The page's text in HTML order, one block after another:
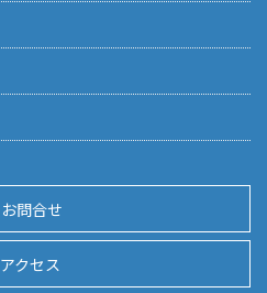
お問合せ
アクセス